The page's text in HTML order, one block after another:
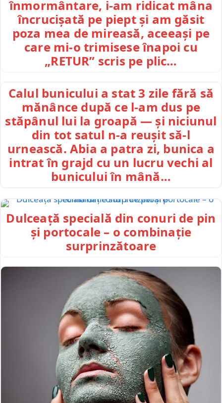
înmormântare, i-am ridicat mâna
încrucișată pe piept și am găsit
poza mea de mireasă, aceeași pe
care mi-o trimisese înapoi cu
„RETUR” scris pe plic…
Calul bunicului a stat 3 zile fără să
mănânce după ce l-am dus pe
stăpânul lui la groapă — și niciunul
din tot satul n-a reușit să-l
urnească. Abia a patra zi, bunica a
intrat în grajd cu un lucru vechi al
bunicului în mână…
Dulceață specială din conuri de pin
și portocale – o combinație
surprinzătoare